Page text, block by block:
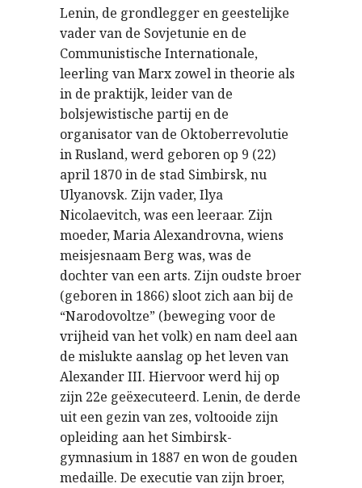
Lenin, de grondlegger en geestelijke
vader van de Sovjetunie en de
Communistische Internationale,
leerling van Marx zowel in theorie als
in de praktijk, leider van de
bolsjewistische partij en de
organisator van de Oktoberrevolutie
in Rusland, werd geboren op 9 (22)
april 1870 in de stad Simbirsk, nu
Ulyanovsk. Zijn vader, Ilya
Nicolaevitch, was een leeraar. Zijn
moeder, Maria Alexandrovna, wiens
meisjesnaam Berg was, was de
dochter van een arts. Zijn oudste broer
(geboren in 1866) sloot zich aan bij de
“Narodovoltze” (beweging voor de
vrijheid van het volk) en nam deel aan
de mislukte aanslag op het leven van
Alexander III. Hiervoor werd hij op
zijn 22e geëxecuteerd. Lenin, de derde
uit een gezin van zes, voltooide zijn
opleiding aan het Simbirsk-
gymnasium in 1887 en won de gouden
medaille. De executie van zijn broer,